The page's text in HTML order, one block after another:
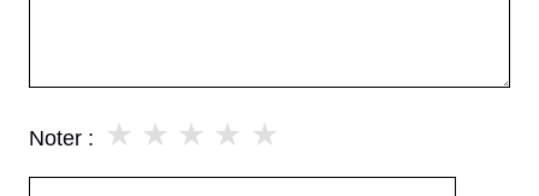
Noter : ★
★
★
★
★